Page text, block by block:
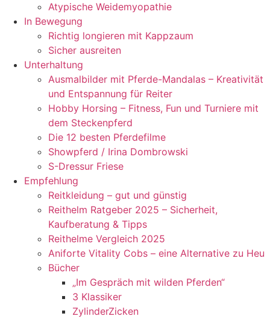
Atypische Weidemyopathie
In Bewegung
Richtig longieren mit Kappzaum
Sicher ausreiten
Unterhaltung
Ausmalbilder mit Pferde-Mandalas – Kreativität
und Entspannung für Reiter
Hobby Horsing – Fitness, Fun und Turniere mit
dem Steckenpferd
Die 12 besten Pferdefilme
Showpferd / Irina Dombrowski
S-Dressur Friese
Empfehlung
Reitkleidung – gut und günstig
Reithelm Ratgeber 2025 – Sicherheit,
Kaufberatung & Tipps
Reithelme Vergleich 2025
Aniforte Vitality Cobs – eine Alternative zu Heu
Bücher
„Im Gespräch mit wilden Pferden“
3 Klassiker
ZylinderZicken